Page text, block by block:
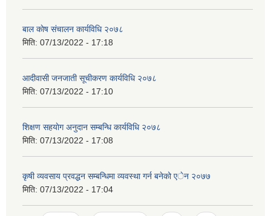
बाल काेष संचालन कार्यविधि २०७८
मिति: 07/13/2022 - 17:18
आदीवासी जनजाती सूचीकरण कार्यविधि २०७८
मिति: 07/13/2022 - 17:10
शिक्षण सहयाेग अनुदान सम्बन्धि कार्यविधि २०७८
मिति: 07/13/2022 - 17:08
कृषी व्यवसाय प्रवद्धन सम्बन्धिमा व्यवस्था गर्न बनेको एेन २०७७
मिति: 07/13/2022 - 17:04